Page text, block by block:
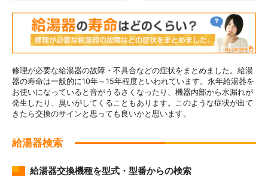
修理が必要な給湯器の故障・不具合などの症状をまとめました。給湯
器の寿命は一般的に10年～15年程度といわれています。永年給湯器を
お使いになっていると音がうるさくなったり、機器内部から水漏れが
発生したり、臭いがしてくることもあります。このような症状が出て
きたら交換のサインと思っても良いかと思います。
給湯器検索
給湯器交換機種を型式・型番からの検索